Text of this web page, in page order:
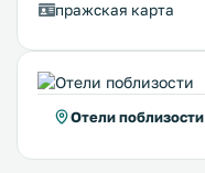
пражская карта
Отели поблизости